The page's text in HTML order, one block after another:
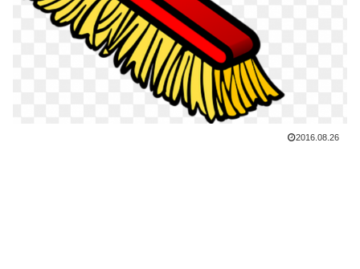
2016.08.26